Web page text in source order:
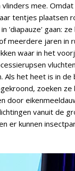
vlinders mee.
tentjes plaatsen
'diapauze' gaan:
meerdere jaren
waar in het
Als het heet is in
zoeken
door
vanuit de
er kunnen